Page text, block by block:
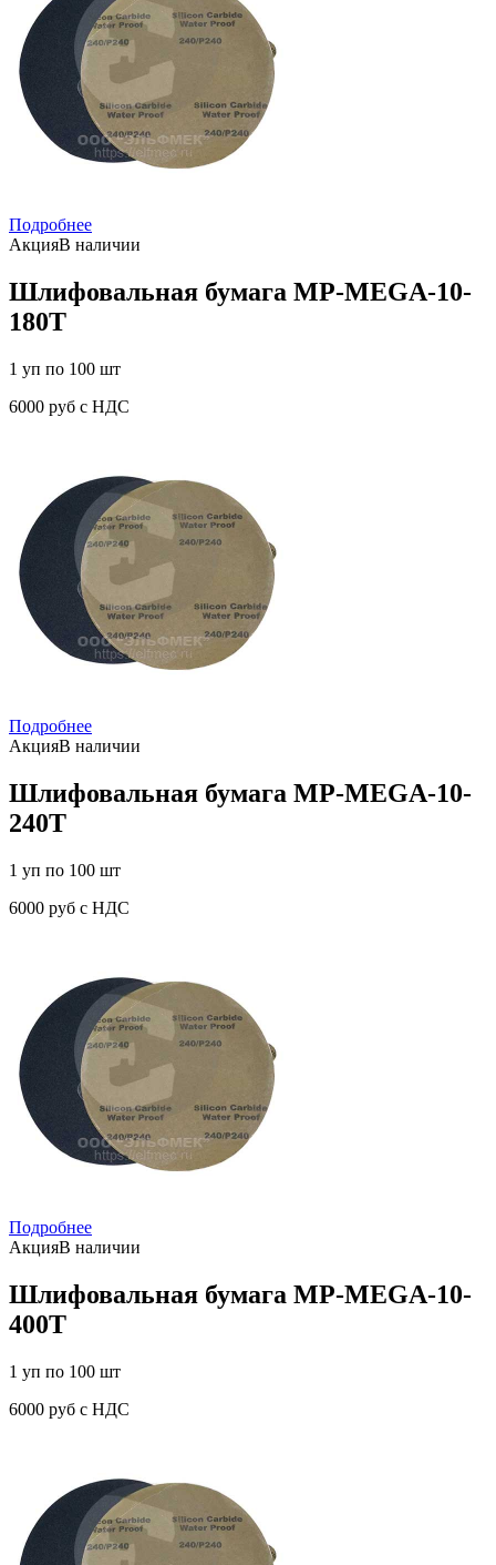
Подробнее
АкцияВ наличии
Шлифовальная бумага MP-MEGA-10-
180T
1 уп по 100 шт
6000 руб с НДС
Подробнее
АкцияВ наличии
Шлифовальная бумага MP-MEGA-10-
240T
1 уп по 100 шт
6000 руб с НДС
Подробнее
АкцияВ наличии
Шлифовальная бумага MP-MEGA-10-
400T
1 уп по 100 шт
6000 руб с НДС